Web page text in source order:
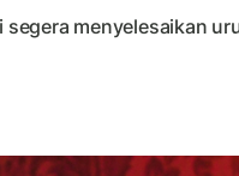
segera menyelesaikan